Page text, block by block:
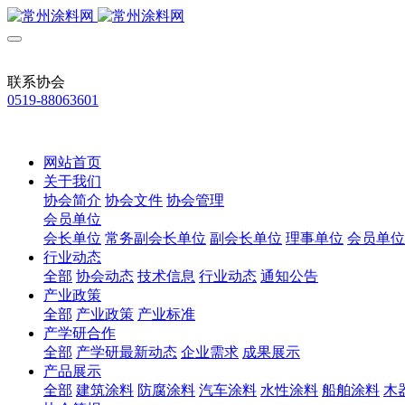
联系协会
0519-88063601
网站首页
关于我们
协会简介 协会文件 协会管理
会员单位
会长单位 常务副会长单位 副会长单位 理事单位 会员单位
行业动态
全部 协会动态 技术信息 行业动态 通知公告
产业政策
全部 产业政策 产业标准
产学研合作
全部 产学研最新动态 企业需求 成果展示
产品展示
全部 建筑涂料 防腐涂料 汽车涂料 水性涂料 船舶涂料 木